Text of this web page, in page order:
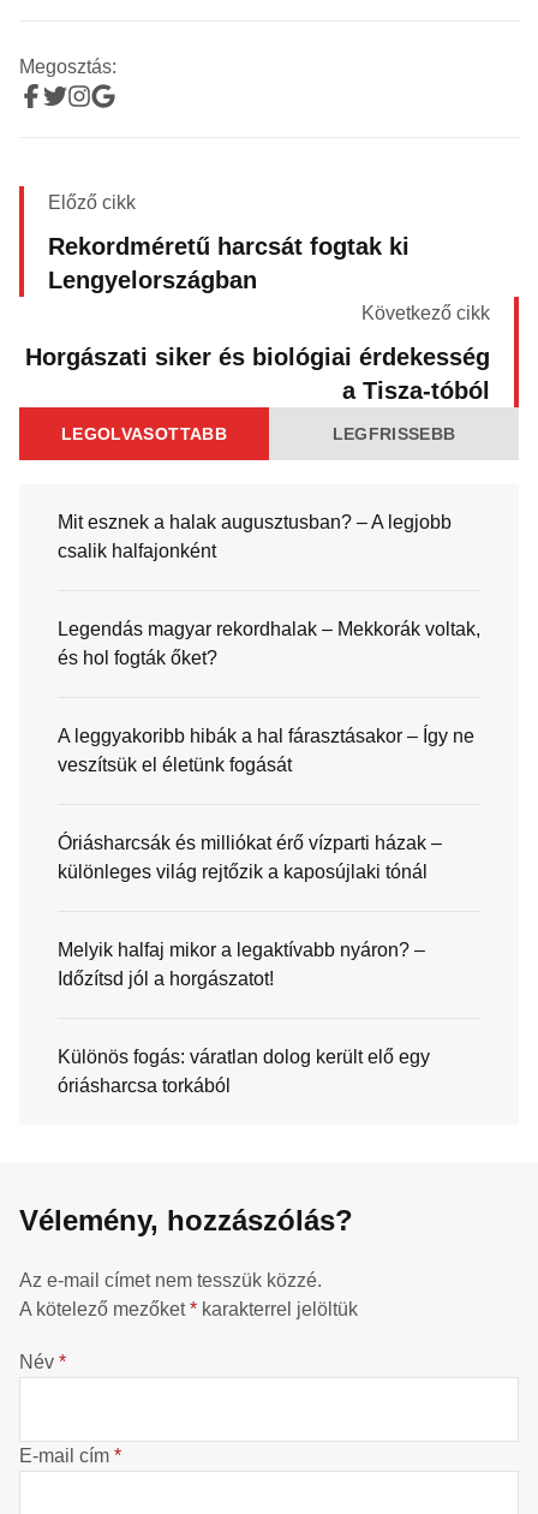
Megosztás:
Előző cikk
Rekordméretű harcsát fogtak ki
Lengyelországban
Következő cikk
Horgászati siker és biológiai érdekesség
a Tisza-tóból
LEGOLVASOTTABB LEGFRISSEBB
Mit esznek a halak augusztusban? – A legjobb
csalik halfajonként
Legendás magyar rekordhalak – Mekkorák voltak,
és hol fogták őket?
A leggyakoribb hibák a hal fárasztásakor – Így ne
veszítsük el életünk fogását
Óriásharcsák és milliókat érő vízparti házak –
különleges világ rejtőzik a kaposújlaki tónál
Melyik halfaj mikor a legaktívabb nyáron? –
Időzítsd jól a horgászatot!
Különös fogás: váratlan dolog került elő egy
óriásharcsa torkából
Vélemény, hozzászólás?
Az e-mail címet nem tesszük közzé.
A kötelező mezőket* karakterrel jelöltük
Név *
E-mail cím *